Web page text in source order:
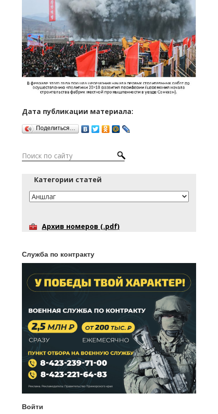
Дата публикации материала:
Поделиться…
Категории статей
Архив номеров (.pdf)
Служба по контракту
Войти